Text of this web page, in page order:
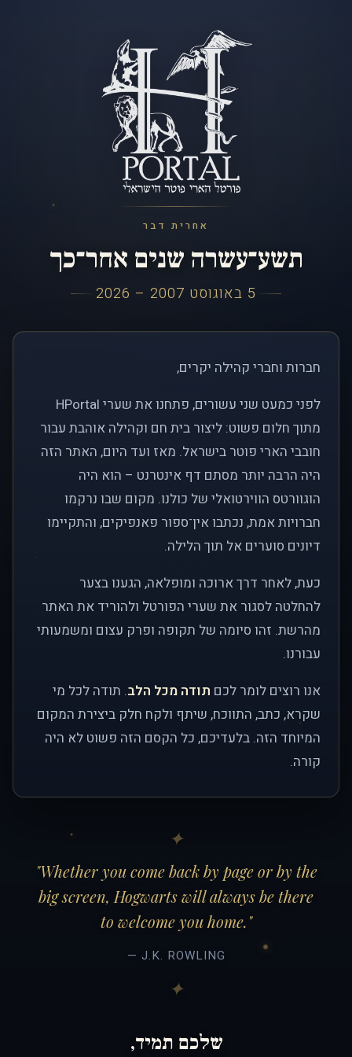
אחרית דבר
תשע־עשרה שנים אחר־כך
5 באוגוסט 2007 – 2026
חברות וחברי קהילה יקרים,
לפני כמעט שני עשורים, פתחנו את שערי HPortal
מתוך חלום פשוט: ליצור בית חם וקהילה אוהבת עבור
חובבי הארי פוטר בישראל. מאז ועד היום, האתר הזה
היה הרבה יותר מסתם דף אינטרנט – הוא היה
הוגוורטס הווירטואלי של כולנו. מקום שבו נרקמו
חברויות אמת, נכתבו אין־ספור פאנפיקים, והתקיימו
דיונים סוערים אל תוך הלילה.
כעת, לאחר דרך ארוכה ומופלאה, הגענו בצער
להחלטה לסגור את שערי הפורטל ולהוריד את האתר
מהרשת. זהו סיומה של תקופה ופרק עצום ומשמעותי
עבורנו.
אנו רוצים לומר לכם תודה מכל הלב. תודה לכל מי
שקרא, כתב, התווכח, שיתף ולקח חלק ביצירת המקום
המיוחד הזה. בלעדיכם, כל הקסם הזה פשוט לא היה
קורה.
"Whether you come back by page or by the
big screen, Hogwarts will always be there
to welcome you home."
— J.K. ROWLING
שלכם תמיד,